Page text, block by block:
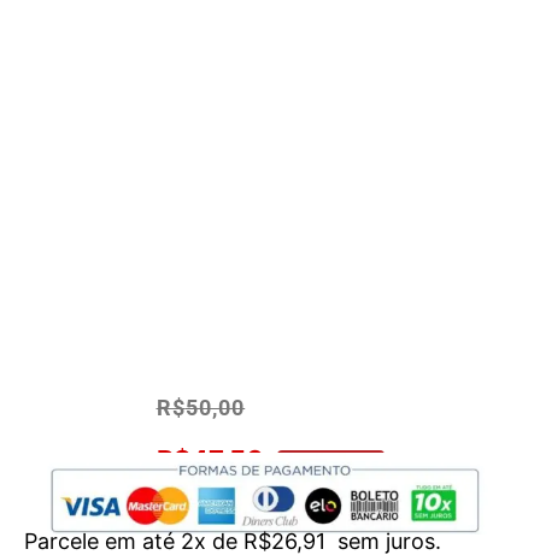
R$50,00
R$47,50 No Pix 5% OFF
Parcele em até 2x deR$26,91 sem juros.